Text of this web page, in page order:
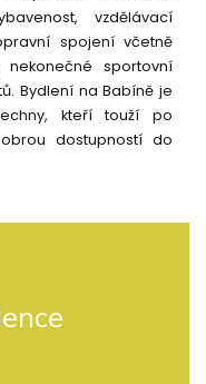
vzdělávací
spojení včetně
sportovní
Bydlení na Babíně je
kteří touží po
dostupností do